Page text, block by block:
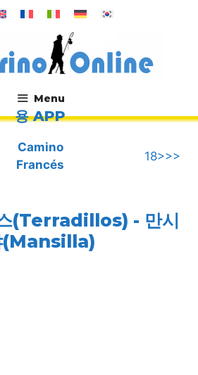
Menu
용 APP
Camino
Francés
18>>>
(Terradillos) - 만시
(Mansilla)